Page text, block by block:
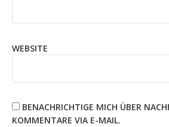
WEBSITE
BENACHRICHTIGE MICH ÜBER
KOMMENTARE VIA E-MAIL.